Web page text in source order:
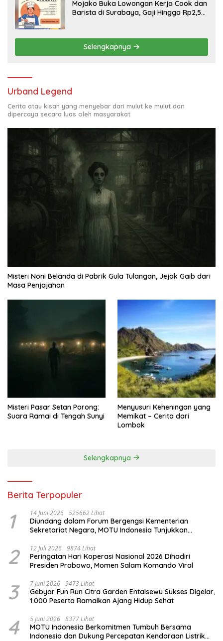
Mojako Buka Lowongan Kerja Cook dan
Barista di Surabaya, Gaji Hingga Rp2,5
Selengkapnya
Urband Legend
Cerita atau kisah yang menyebar dari mulut ke mulut dan
dipercaya secara luas oleh masyarakat
Misteri Noni Belanda di Pabrik Gula Tulangan, Jejak Gaib dari
Masa Penjajahan
Misteri Pasar Setan Porong:
Suara Ramai di Tengah Sunyi
Menyusuri Keheningan yang
Memikat – Cerita dari
Lombok
Selengkapnya
Berita Terpopuler
1 14 Juni 2026 525662 Lihat
Diundang dalam Forum Bergengsi Kementerian
Sekretariat Negara, MOTU Indonesia Tunjukkan
2 12 Juli 2026 9874 Lihat
Peringatan Hari Koperasi Nasional 2026 Dihadiri
Presiden Prabowo, Momen Salam Komando Viral
3 7 Juni 2026 9473 Lihat
Gebyar Fun Run Citra Garden Entalsewu Sukses Digelar,
1.000 Peserta Ramaikan Ajang Hidup Sehat
4 5 Juni 2026 8377 Lihat
MOTU Indonesia Berkomitmen Tumbuh Bersama
Indonesia dan Dukung Percepatan Kendaraan Listrik